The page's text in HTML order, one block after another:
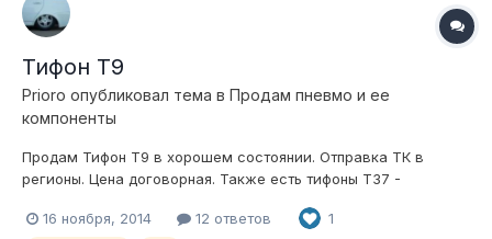
Тифон Т9
Prioro опубликовал тема в Продам пневмо и ее
компоненты
Продам Тифон Т9 в хорошем состоянии. Отправка ТК в
регионы. Цена договорная. Также есть тифоны Т37 -
ноль ноль 7
16 ноября, 2014 12 ответов 1